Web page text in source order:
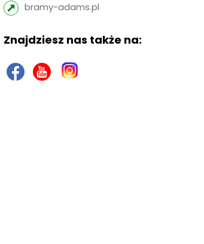
bramy-adams.pl
Znajdziesz nas także na: